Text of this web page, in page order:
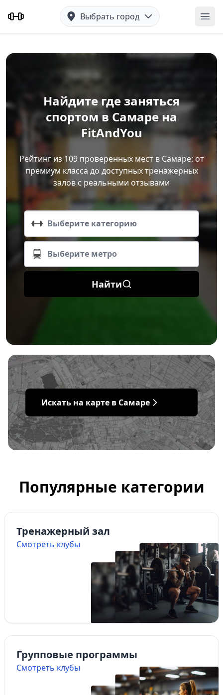
Выбрать город
Найдите где заняться
спортом в Самаре на
FitAndYou
Рейтинг из 109 проверенных мест в Самаре: от
премиум класса до доступных тренажерных
залов с реальными отзывами
Выберите категорию
Выберите метро
Найти
Искать на карте в Самаре
Популярные категории
Тренажерный зал
Смотреть клубы
Групповые программы
Смотреть клубы